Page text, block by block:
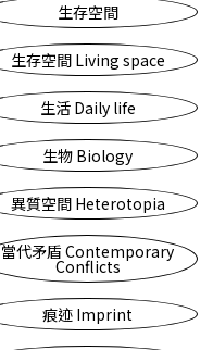
生存空間
生存空間 Living space
生活 Daily life
生物 Biology
異質空間 Heterotopia
當代矛盾 Contemporary
Conflicts
痕迹 Imprint